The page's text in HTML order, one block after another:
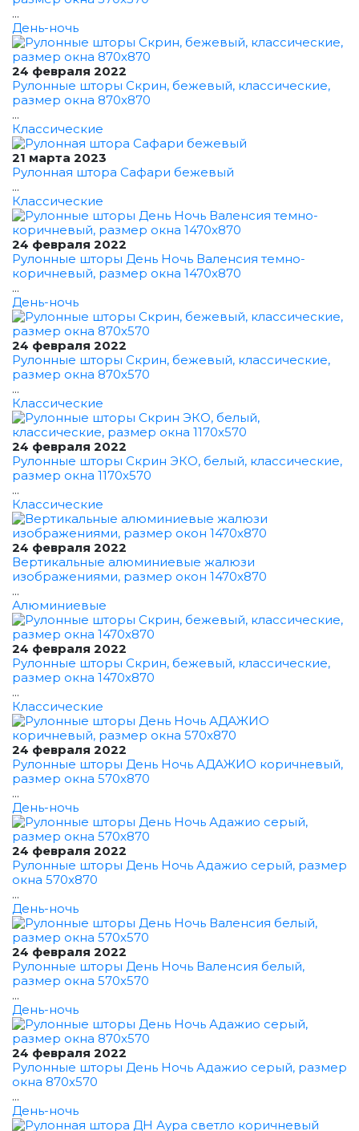
...
День-ночь
24 февраля 2022
Рулонные шторы Скрин, бежевый, классические,
размер окна 870x870
...
Классические
21 марта 2023
Рулонная штора Сафари бежевый
...
Классические
24 февраля 2022
Рулонные шторы День Ночь Валенсия темно-
коричневый, размер окна 1470x870
...
День-ночь
24 февраля 2022
Рулонные шторы Скрин, бежевый, классические,
размер окна 870x570
...
Классические
24 февраля 2022
Рулонные шторы Скрин ЭКО, белый, классические,
размер окна 1170x570
...
Классические
24 февраля 2022
Вертикальные алюминиевые жалюзи
изображениями, размер окон 1470x870
...
Алюминиевые
24 февраля 2022
Рулонные шторы Скрин, бежевый, классические,
размер окна 1470x870
...
Классические
24 февраля 2022
Рулонные шторы День Ночь АДАЖИО коричневый,
размер окна 570x870
...
День-ночь
24 февраля 2022
Рулонные шторы День Ночь Адажио серый, размер
окна 570x870
...
День-ночь
24 февраля 2022
Рулонные шторы День Ночь Валенсия белый,
размер окна 570x570
...
День-ночь
24 февраля 2022
Рулонные шторы День Ночь Адажио серый, размер
окна 870x570
...
День-ночь